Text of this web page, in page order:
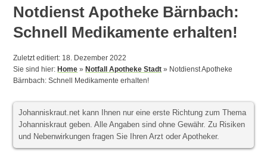
Notdienst Apotheke Bärnbach:
Schnell Medikamente erhalten!
Zuletzt editiert: 18. Dezember 2022
Sie sind hier:Home »Notfall Apotheke Stadt » Notdienst Apotheke
Bärnbach: Schnell Medikamente erhalten!
Johanniskraut.net kann Ihnen nur eine erste Richtung zum Thema
Johanniskraut geben. Alle Angaben sind ohne Gewähr. Zu Risiken
und Nebenwirkungen fragen Sie Ihren Arzt oder Apotheker.